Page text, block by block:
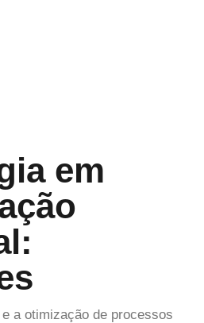
em
a otimização de processos